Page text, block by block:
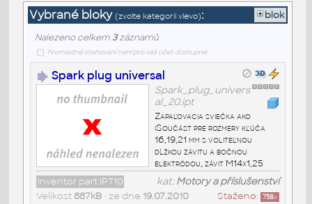
Vybrané bloky (zvolte kategorii vlevo): blok
Nalezeno celkem 3záznamů
hromadné stahování není pro váš účet dostupné
Spark plug universal
Spark_plug_univers
al_20.ipt
Zapaľovacia sviečka ako
iSoučást pre rozmery kľúča
16,19,21 mm s voliteľnou
dĺžkou závitu a bočnou
elektródou, závit M14x1,25
kat:Motory a příslušenství
Inventor part IPT10
Staženo: 758x
Velikost 887kB• ze dne 19.07.2010